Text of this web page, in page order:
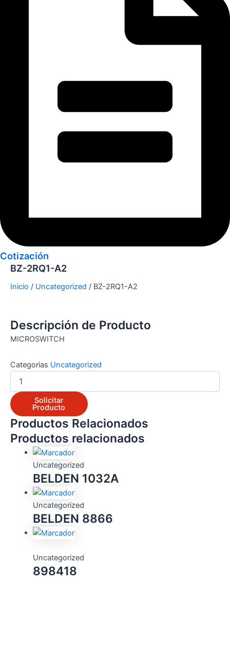
Cotización
BZ-2RQ1-A2
Inicio / Uncategorized / BZ-2RQ1-A2
Descripción de Producto
MICROSWITCH
Categorias Uncategorized
Solicitar
Producto
Productos Relacionados
Productos relacionados
Uncategorized
BELDEN 1032A
Uncategorized
BELDEN 8866
Uncategorized
898418